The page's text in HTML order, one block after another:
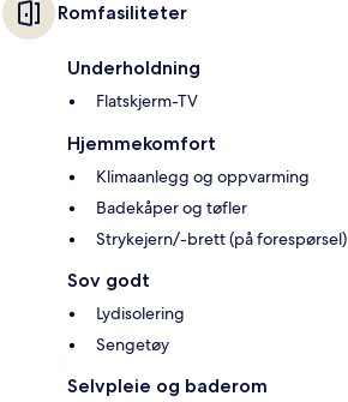
Romfasiliteter
Underholdning
Flatskjerm-TV
Hjemmekomfort
Klimaanlegg og oppvarming
Badekåper og tøfler
Strykejern/-brett (på forespørsel)
Sov godt
Lydisolering
Sengetøy
Selvpleie og baderom